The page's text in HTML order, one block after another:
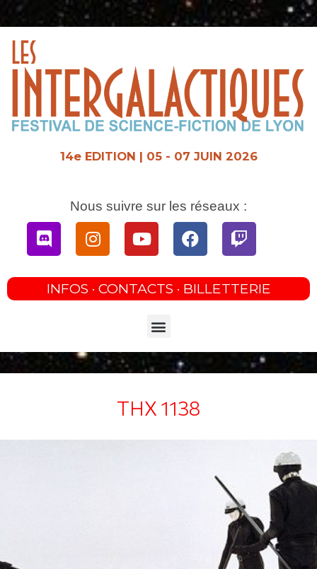
Aller
14e EDITION | 05 - 07 JUIN 2026
Nous suivre sur les réseaux :
DiscordInstagramYoutubeFacebookTwitch
INFOS · CONTACTS · BILLETTERIE
Menu
THX 1138